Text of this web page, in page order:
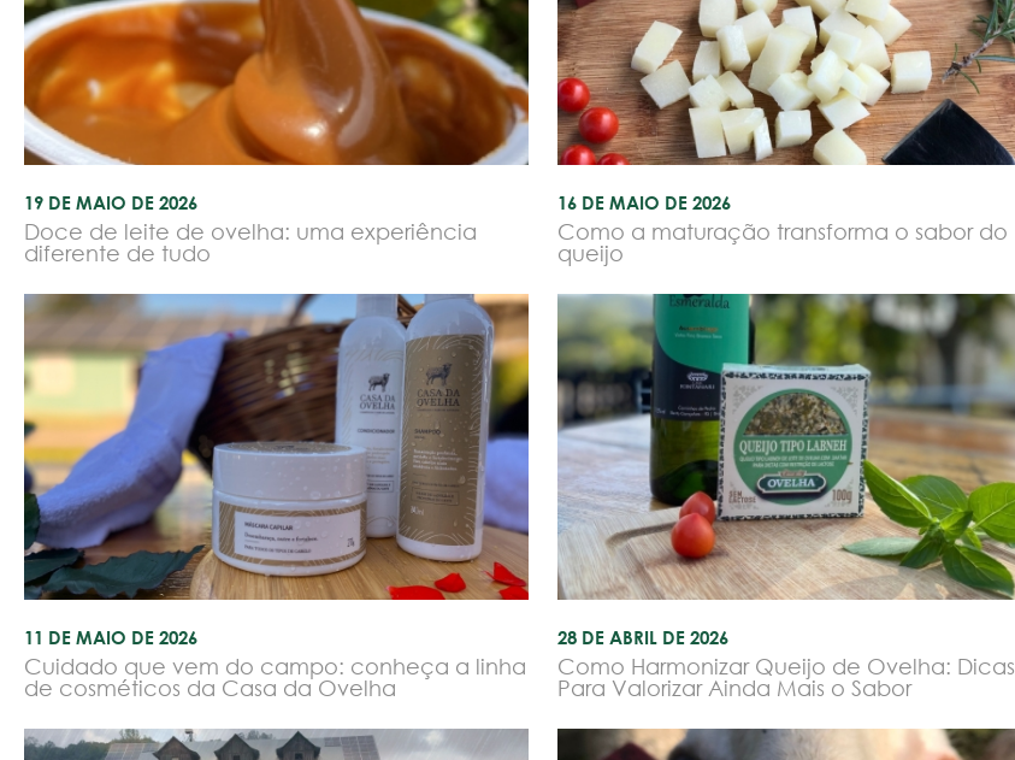
19 DE MAIO DE 2026
Doce de leite de ovelha: uma experiência
diferente de tudo
16 DE MAIO DE 2026
Como a maturação transforma o sabor do
queijo
11 DE MAIO DE 2026
Cuidado que vem do campo: conheça a linha
de cosméticos da Casa da Ovelha
28 DE ABRIL DE 2026
Como Harmonizar Queijo de Ovelha: Dicas
Para Valorizar Ainda Mais o Sabor